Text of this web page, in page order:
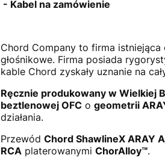
- Kabel na zamówienie
Chord Company to firma
głośnikowe. Firma posiada
kable Chord zyskały uznanie na
Ręcznie produkowany w Wielkiej
beztlenowej OFCo geometrii
działania.
Przewód Chord ShawlineX ARAY
RCAplaterowanymi ChorAlloy™.